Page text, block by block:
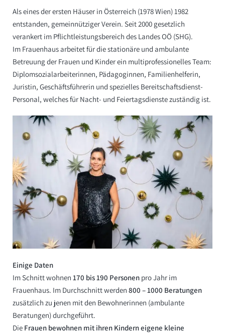
Als eines der ersten Häuser in Österreich (1978 Wien) 1982
entstanden, gemeinnütziger Verein. Seit 2000 gesetzlich
verankert im Pflichtleistungsbereich des Landes OÖ (SHG).
Im Frauenhaus arbeitet für die stationäre und ambulante
Betreuung der Frauen und Kinder ein multiprofessionelles Team:
Diplomsozialarbeiterinnen, Pädagoginnen, Familienhelferin,
Juristin, Geschäftsführerin und spezielles Bereitschaftsdienst-
Personal, welches für Nacht- und Feiertagsdienste zuständig ist.
Einige Daten
Im Schnitt wohnen 170 bis 190 Personen pro Jahr im
Frauenhaus. Im Durchschnitt werden 800 – 1000 Beratungen
zusätzlich zu jenen mit den Bewohnerinnen (ambulante
Beratungen) durchgeführt.
Die Frauen bewohnen mit ihren Kindern eigene kleine